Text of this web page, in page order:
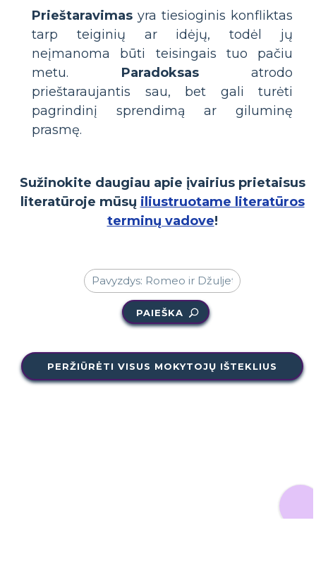
Prieštaravimas yra tiesioginis konfliktas
tarp teiginių ar idėjų, todėl jų
neįmanoma būti teisingais tuo pačiu
metu. Paradoksasatrodo
prieštaraujantis sau, bet gali turėti
pagrindinį sprendimą ar giluminę
prasmę.
Sužinokite daugiau apie įvairius prietaisus
literatūroje mūsų iliustruotame literatūros
terminų vadove!
PAIEŠKA
PERŽIŪRĖTI VISUS MOKYTOJŲ IŠTEKLIUS